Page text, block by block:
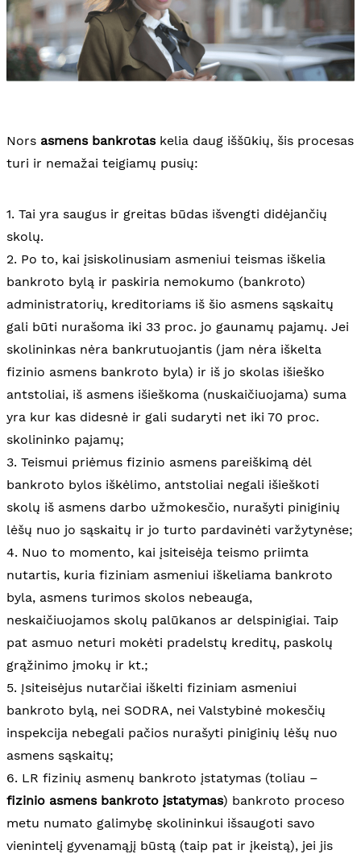
Nors asmens bankrotaskelia daug iššūkių, šis procesas
turi ir nemažai teigiamų pusių:
1. Tai yra saugus ir greitas būdas išvengti didėjančių
skolų.
2. Po to, kai įsiskolinusiam asmeniui teismas iškelia
bankroto bylą ir paskiria nemokumo (bankroto)
administratorių, kreditoriams iš šio asmens sąskaitų
gali būti nurašoma iki 33 proc. jo gaunamų pajamų. Jei
skolininkas nėra bankrutuojantis (jam nėra iškelta
fizinio asmens bankroto byla) ir iš jo skolas išieško
antstoliai, iš asmens išieškoma (nuskaičiuojama) suma
yra kur kas didesnė ir gali sudaryti net iki 70 proc.
skolininko pajamų;
3. Teismui priėmus fizinio asmens pareiškimą dėl
bankroto bylos iškėlimo, antstoliai negali išieškoti
skolų iš asmens darbo užmokesčio, nurašyti piniginių
lėšų nuo jo sąskaitų ir jo turto pardavinėti varžytynėse;
4. Nuo to momento, kai įsiteisėja teismo priimta
nutartis, kuria fiziniam asmeniui iškeliama bankroto
byla, asmens turimos skolos nebeauga,
neskaičiuojamos skolų palūkanos ar delspinigiai. Taip
pat asmuo neturi mokėti pradelstų kreditų, paskolų
grąžinimo įmokų ir kt.;
5. Įsiteisėjus nutarčiai iškelti fiziniam asmeniui
bankroto bylą, nei SODRA, nei Valstybinė mokesčių
inspekcija nebegali pačios nurašyti piniginių lėšų nuo
asmens sąskaitų;
6. LR fizinių asmenų bankroto įstatymas (toliau –
fizinio asmens bankroto įstatymas) bankroto proceso
metu numato galimybę skolininkui išsaugoti savo
vienintelį gyvenamąjį būstą (taip pat ir įkeistą), jei jis